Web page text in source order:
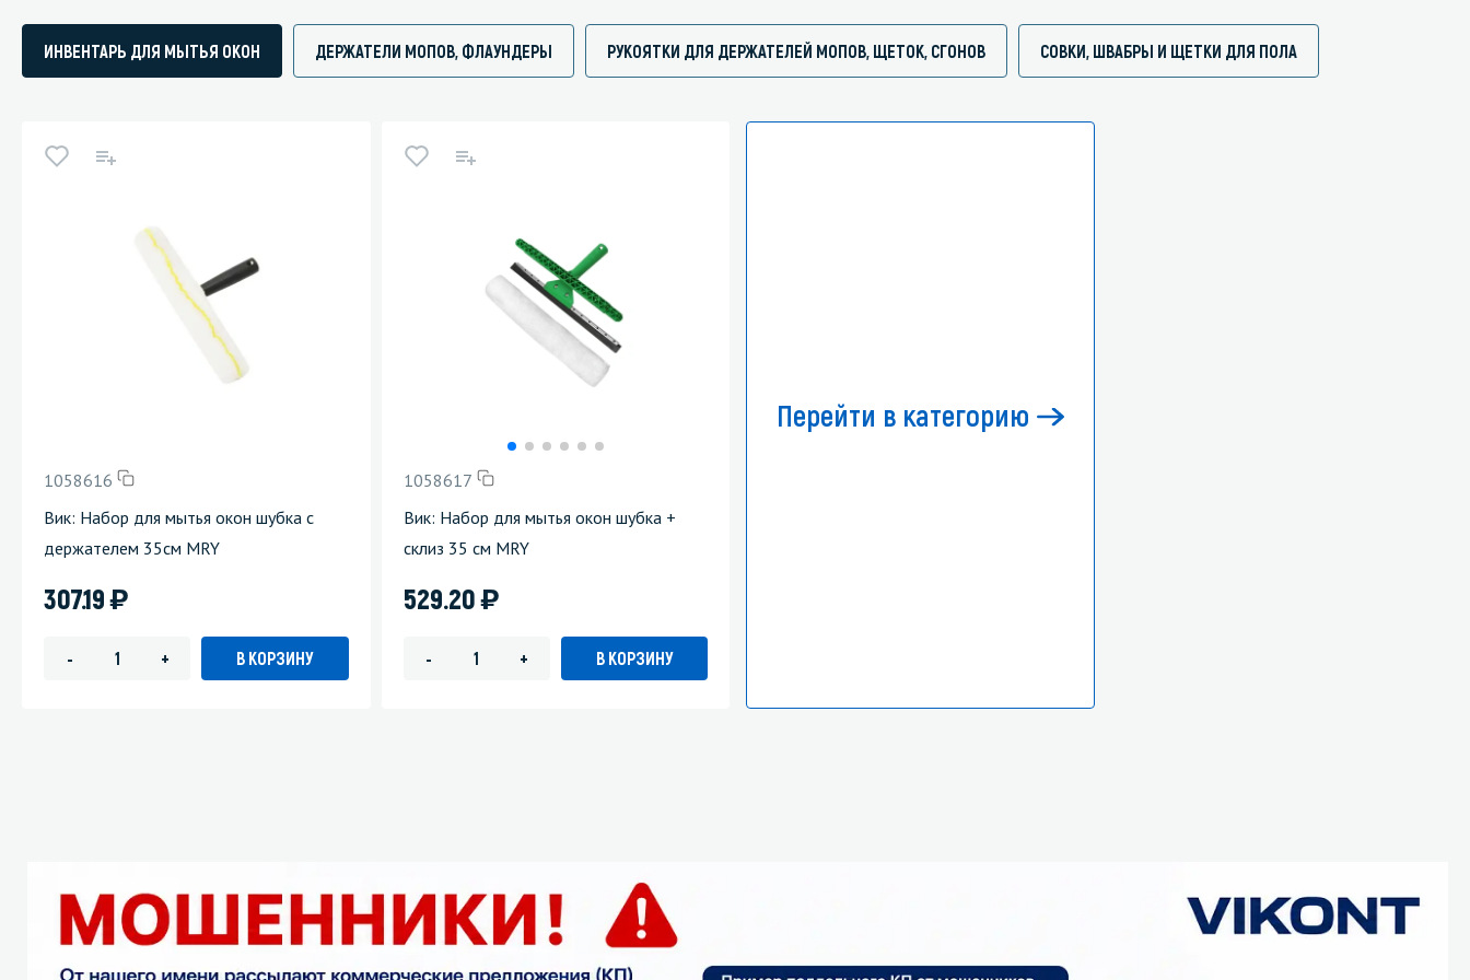
ИНВЕНТАРЬ ДЛЯ МЫТЬЯ ОКОН ДЕРЖАТЕЛИ МОПОВ, ФЛАУНДЕРЫ РУКОЯТКИ ДЛЯ ДЕРЖАТЕЛЕЙ МОПОВ, ЩЕТОК, СГОНОВ СОВКИ, ШВАБРЫ И ЩЕТКИ ДЛЯ ПОЛА
1058616
Вик: Набор для мытья окон шубка с
держателем 35см MRY
307.19)
- + В КОРЗИНУ
1058617
Вик: Набор для мытья окон шубка +
склиз 35 см MRY
529.20)
- + В КОРЗИНУ
Перейти в категорию